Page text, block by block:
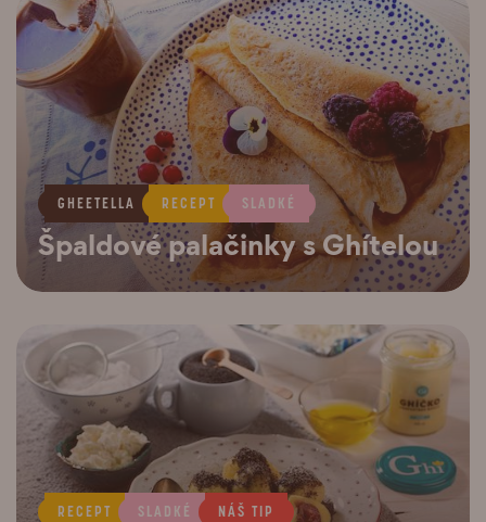
GHEETELLA RECEPT SLADKÉ
Špaldové palačinky s Ghítelou
RECEPT SLADKÉ NÁŠ TIP